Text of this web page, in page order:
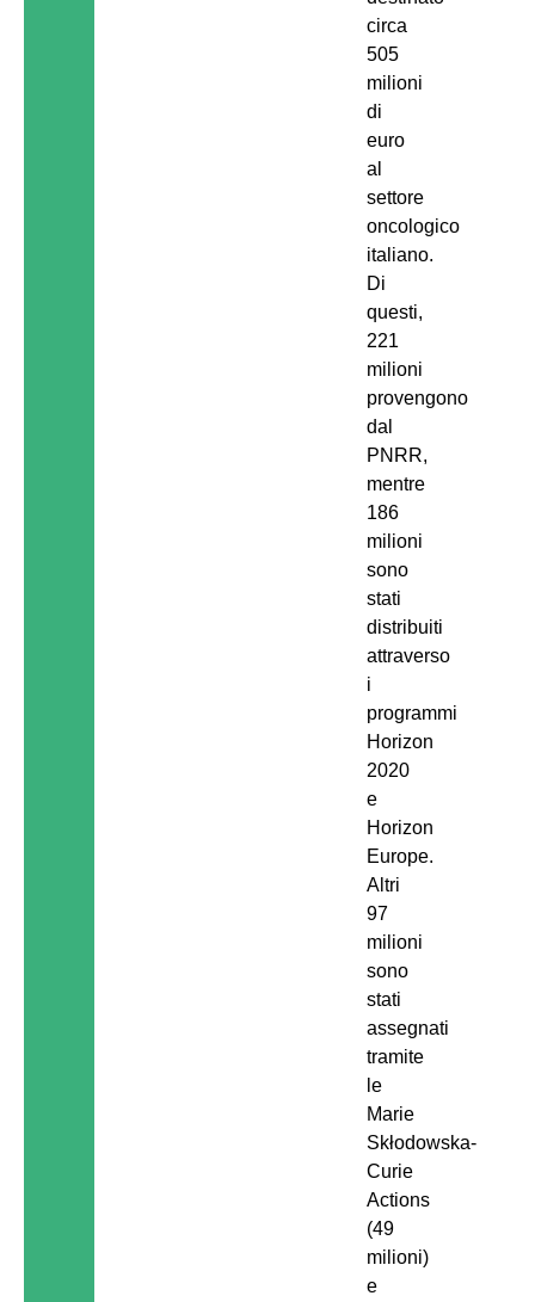
circa
505
milioni
di
euro
al
settore
oncologico
italiano.
Di
questi,
221
milioni
provengono
dal
PNRR,
mentre
186
milioni
sono
stati
distribuiti
attraverso
i
programmi
Horizon
2020
e
Horizon
Europe.
Altri
97
milioni
sono
stati
assegnati
tramite
le
Marie
Skłodowska-
Curie
Actions
(49
milioni)
e